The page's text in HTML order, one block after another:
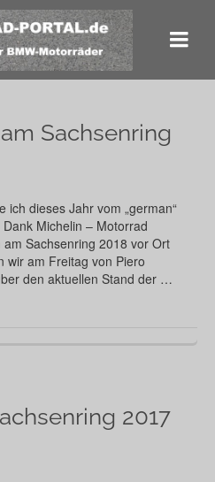
Sachsenring
ich dieses Jahr vom „german“
Michelin – Motorrad
Sachsenring 2018 vor Ort
wir am Freitag von Piero
den aktuellen Stand der …
2017